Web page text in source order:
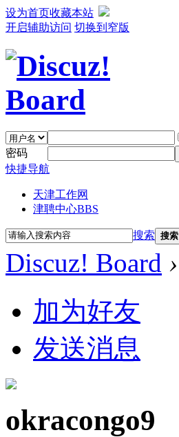
设为首页收藏本站
开启辅助访问 切换到窄版
密码
快捷导航
天津工作网
津聘中心BBS
搜索 搜索
Discuz! Board ›
加为好友
发送消息
okracongo9